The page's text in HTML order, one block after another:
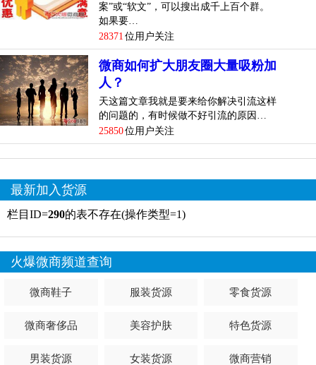
案”或“软文”，可以搜出成千上百个群。
如果要…
28371 位用户关注
微商如何扩大朋友圈大量吸粉加
人？
天这篇文章我就是要来给你解决引流这样
的问题的，有时候做不好引流的原因…
25850位用户关注
最新加入货源
栏目ID=290的表不存在(操作类型=1)
火爆微商频道查询
微商鞋子 服装货源 零食货源
微商奢侈品 美容护肤 特色货源
男装货源 女装货源 微商营销